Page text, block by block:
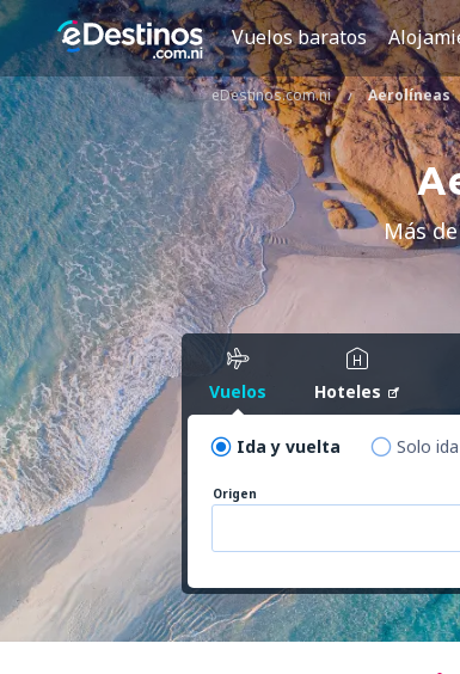
Vuelos baratos
eDestinos.com.ni Aerolíneas
Más
Vuelos Hoteles
Ida y vuelta Solo ida
Origen